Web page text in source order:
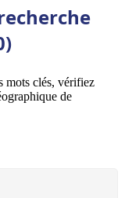
mots clés, vérifiez
de